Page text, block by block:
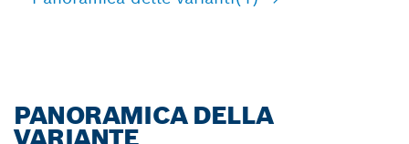
PANORAMICA DELLA